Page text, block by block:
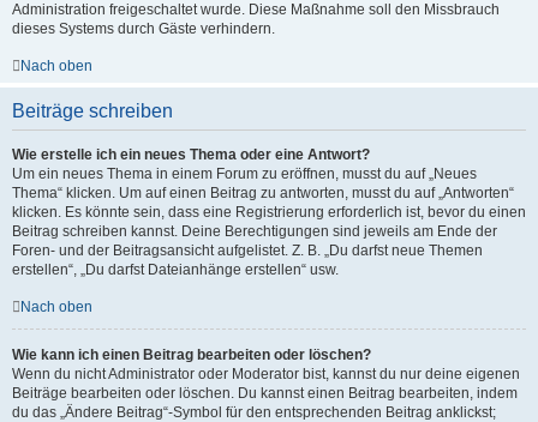
Administration freigeschaltet wurde. Diese Maßnahme soll den Missbrauch
dieses Systems durch Gäste verhindern.
Nach oben
Beiträge schreiben
Wie erstelle ich ein neues Thema oder eine Antwort?
Um ein neues Thema in einem Forum zu eröffnen, musst du auf „Neues
Thema“ klicken. Um auf einen Beitrag zu antworten, musst du auf „Antworten“
klicken. Es könnte sein, dass eine Registrierung erforderlich ist, bevor du einen
Beitrag schreiben kannst. Deine Berechtigungen sind jeweils am Ende der
Foren- und der Beitragsansicht aufgelistet. Z. B. „Du darfst neue Themen
erstellen“, „Du darfst Dateianhänge erstellen“ usw.
Nach oben
Wie kann ich einen Beitrag bearbeiten oder löschen?
Wenn du nicht Administrator oder Moderator bist, kannst du nur deine eigenen
Beiträge bearbeiten oder löschen. Du kannst einen Beitrag bearbeiten, indem
du das „Ändere Beitrag“-Symbol für den entsprechenden Beitrag anklickst;